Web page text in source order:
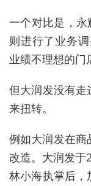
一个对比是， 永
则进行了业务
业绩不理想的门
但大润发没有
来扭转。
例如大润发在商
改造。大润发于
林小海执掌后，